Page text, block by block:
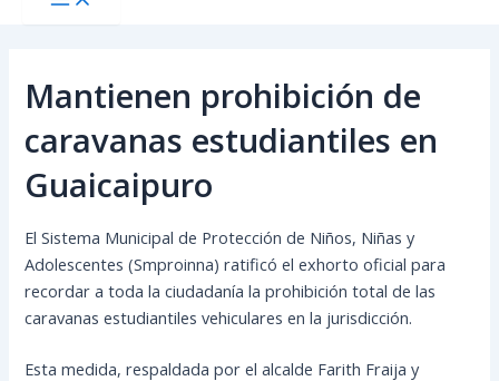
Mantienen prohibición de
caravanas estudiantiles en
Guaicaipuro
El Sistema Municipal de Protección de Niños, Niñas y
Adolescentes (Smproinna) ratificó el exhorto oficial para
recordar a toda la ciudadanía la prohibición total de las
caravanas estudiantiles vehiculares en la jurisdicción.
Esta medida, respaldada por el alcalde Farith Fraija y